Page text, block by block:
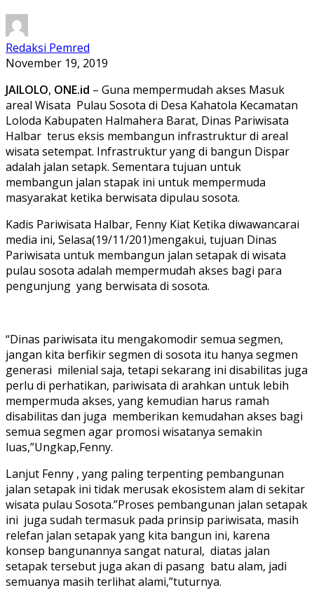
Redaksi Pemred
November 19, 2019
JAILOLO, ONE.id – Guna mempermudah akses Masuk
areal Wisata Pulau Sosota di Desa Kahatola Kecamatan
Loloda Kabupaten Halmahera Barat, Dinas Pariwisata
Halbar terus eksis membangun infrastruktur di areal
wisata setempat. Infrastruktur yang di bangun Dispar
adalah jalan setapk. Sementara tujuan untuk
membangun jalan stapak ini untuk mempermuda
masyarakat ketika berwisata dipulau sosota.
Kadis Pariwisata Halbar, Fenny Kiat Ketika diwawancarai
media ini, Selasa(19/11/201)mengakui, tujuan Dinas
Pariwisata untuk membangun jalan setapak di wisata
pulau sosota adalah mempermudah akses bagi para
pengunjung yang berwisata di sosota.
“Dinas pariwisata itu mengakomodir semua segmen,
jangan kita berfikir segmen di sosota itu hanya segmen
generasi milenial saja, tetapi sekarang ini disabilitas juga
perlu di perhatikan, pariwisata di arahkan untuk lebih
mempermuda akses, yang kemudian harus ramah
disabilitas dan juga memberikan kemudahan akses bagi
semua segmen agar promosi wisatanya semakin
luas,”Ungkap,Fenny.
Lanjut Fenny , yang paling terpenting pembangunan
jalan setapak ini tidak merusak ekosistem alam di sekitar
wisata pulau Sosota.”Proses pembangunan jalan setapak
ini juga sudah termasuk pada prinsip pariwisata, masih
relefan jalan setapak yang kita bangun ini, karena
konsep bangunannya sangat natural, diatas jalan
setapak tersebut juga akan di pasang batu alam, jadi
semuanya masih terlihat alami,”tuturnya.